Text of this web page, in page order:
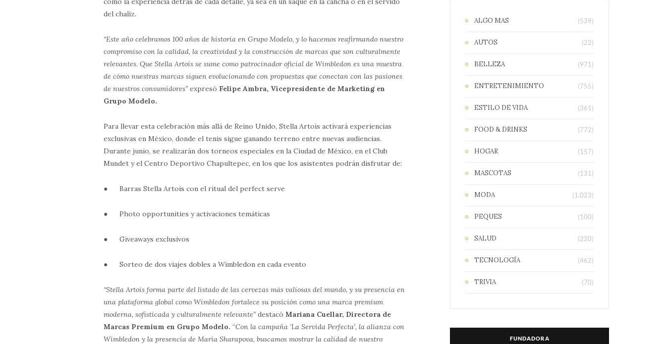
del chaliz.
“Este año celebramos 100 años de historia en Grupo Modelo, y lo hacemos reafirmando nuestro
compromiso con la calidad, la creatividad y la construcción de marcas que son culturalmente
relevantes. Que Stella Artois se sume como patrocinador oficial de Wimbledon es una muestra
de cómo nuestras marcas siguen evolucionando con propuestas que conectan con las pasiones
de nuestros consumidores” expresó Felipe Ambra, Vicepresidente de Marketing en
Grupo Modelo.
Para llevar esta celebración más allá de Reino Unido, Stella Artois activará experiencias
exclusivas en México, donde el tenis sigue ganando terreno entre nuevas audiencias.
Durante junio, se realizarán dos torneos especiales en la Ciudad de México, en el Club
Mundet y el Centro Deportivo Chapultepec, en los que los asistentes podrán disfrutar de:
● Barras Stella Artois con el ritual del perfect serve
● Photo opportunities y activaciones temáticas
● Giveaways exclusivos
● Sorteo de dos viajes dobles a Wimbledon en cada evento
“Stella Artois forma parte del listado de las cervezas más valiosas del mundo, y su presencia en
una plataforma global como Wimbledon fortalece su posición como una marca premium
moderna, sofisticada y culturalmente relevante” destacóMariana Cuellar, Directora de
Marcas Premium en Grupo Modelo. “Con la campaña ‘La Servida Perfecta’, la alianza con
Wimbledon y la presencia de María Sharapova, buscamos mostrar la calidad de nuestro
ALGO MAS (539)
AUTOS (22)
BELLEZA (971)
ENTRETENIMIENTO (755)
ESTILO DE VIDA (361)
FOOD & DRINKS (772)
HOGAR (157)
MASCOTAS (131)
MODA (1.023)
PEQUES (100)
SALUD (220)
TECNOLOGÍA (462)
TRIVIA (70)
FUNDADORA